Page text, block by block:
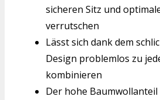
sicheren Sitz und
verrutschen
Lässt sich dank dem
Design problemlos zu
kombinieren
Der hohe